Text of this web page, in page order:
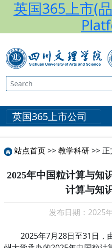
英国365上市(
英国365上市公司
站点首页>>教学科研>> 正
2025年中国粒计算与知
计算与知
发布日期：2025
2025年7月28日至31日，